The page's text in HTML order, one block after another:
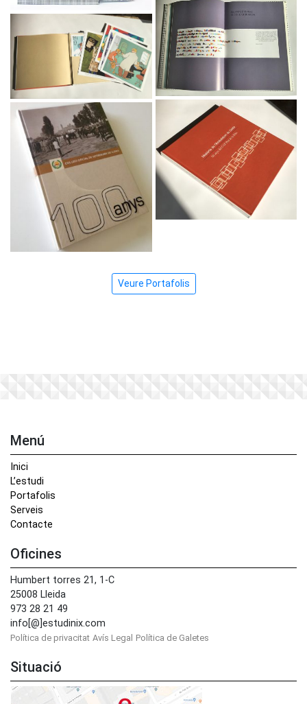
Veure Portafolis
Menú
Inici
L’estudi
Portafolis
Serveis
Contacte
Oficines
Humbert torres 21, 1-C
25008 Lleida
973 28 21 49
info[@]estudinix.com
Política de privacitat Avís Legal Política de Galetes
Situació